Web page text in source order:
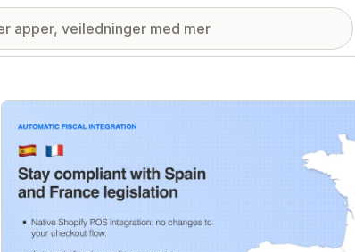
Galleri med fremhevede bilder